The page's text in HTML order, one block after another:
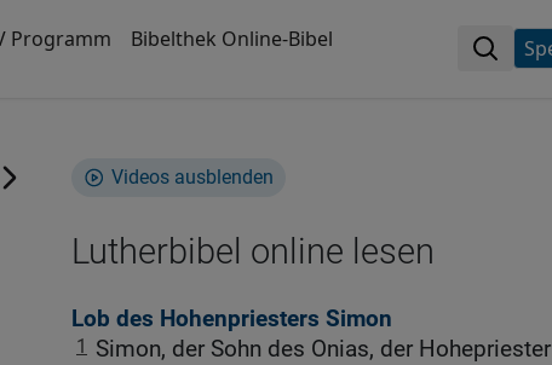
Programm Bibelthek Online-Bibel
Videos ausblenden
Lutherbibel online lesen
Lob des Hohenpriesters Simon
1
Simon, der Sohn des Onias, der